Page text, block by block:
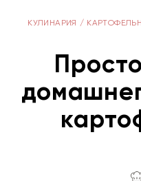
КУЛИНАРИЯ /